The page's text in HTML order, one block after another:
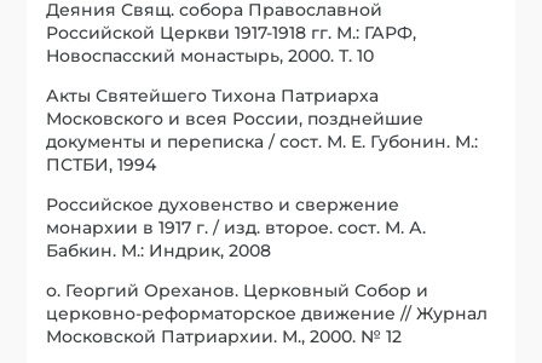
Деяния Свящ. собора Православной
Российской Церкви 1917-1918 гг. М.: ГАРФ,
Новоспасский монастырь, 2000. Т. 10
Акты Святейшего Тихона Патриарха
Московского и всея России, позднейшие
документы и переписка / сост. М. Е. Губонин. М.:
ПСТБИ, 1994
Российское духовенство и свержение
монархии в 1917 г. / изд. второе. сост. М. А.
Бабкин. М.: Индрик, 2008
о. Георгий Ореханов. Церковный Собор и
церковно-реформаторское движение // Журнал
Московской Патриархии. М., 2000. № 12